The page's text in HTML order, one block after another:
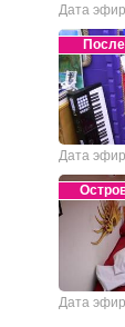
Дата
После
Дата
Дата